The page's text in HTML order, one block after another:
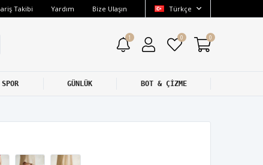
Takibi Yardım Bize Ulaşın Türkçe
1 0 0
SPOR GÜNLÜK BOT & ÇİZME